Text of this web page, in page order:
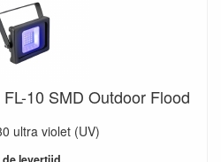
10 SMD Outdoor Flood
ultra violet (UV)